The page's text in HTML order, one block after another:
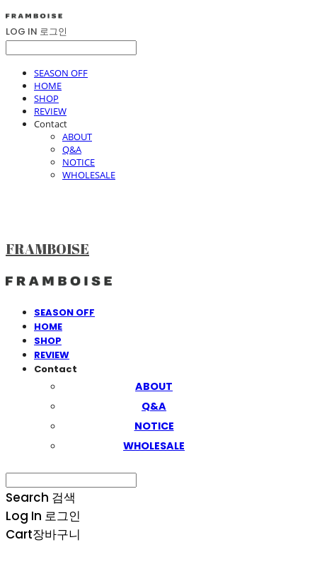
LOG IN 로그인
SEASON OFF
HOME
SHOP
REVIEW
Contact
ABOUT
Q&A
NOTICE
WHOLESALE
FRAMBOISE
SEASON OFF
HOME
SHOP
REVIEW
Contact
ABOUT
Q&A
NOTICE
WHOLESALE
Search 검색
Log In 로그인
Cart장바구니